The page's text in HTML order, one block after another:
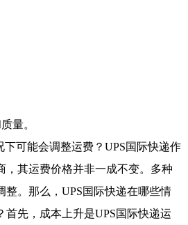
量。
下可能会调整运费？UPS国际快递作
，其运费价格并非一成不变。多种
整。那么，UPS国际快递在哪些情
首先，成本上升是UPS国际快递运